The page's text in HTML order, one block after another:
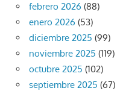
febrero 2026 (88)
enero 2026 (53)
diciembre 2025 (99)
noviembre 2025 (119)
octubre 2025 (102)
septiembre 2025 (67)